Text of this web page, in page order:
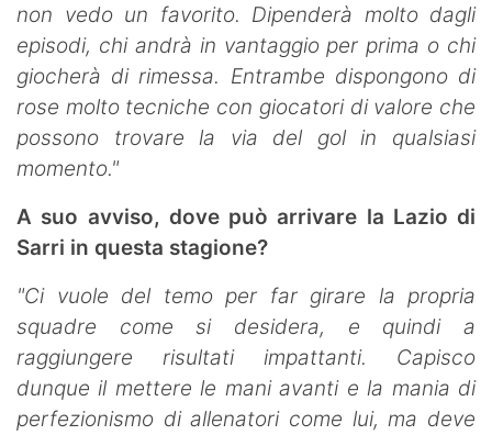
non vedo un favorito. Dipenderà molto dagli
episodi, chi andrà in vantaggio per prima o chi
giocherà di rimessa. Entrambe dispongono di
rose molto tecniche con giocatori di valore che
possono trovare la via del gol in qualsiasi
momento."
A suo avviso, dove può arrivare la Lazio di
Sarri in questa stagione?
"Ci vuole del temo per far girare la propria
squadre come si desidera, e quindi a
raggiungere risultati impattanti. Capisco
dunque il mettere le mani avanti e la mania di
perfezionismo di allenatori come lui, ma deve